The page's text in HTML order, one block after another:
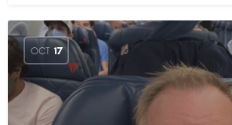
OCT 17